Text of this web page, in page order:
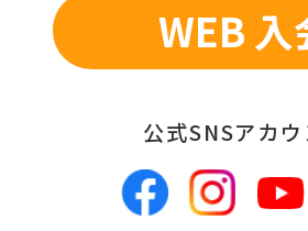
■個人情報の管理
当社は、お客様からお預
ざん、紛失等がないよう
めます。当社において安
講じている措置の内容に
WEB 入
公式SNSアカウ